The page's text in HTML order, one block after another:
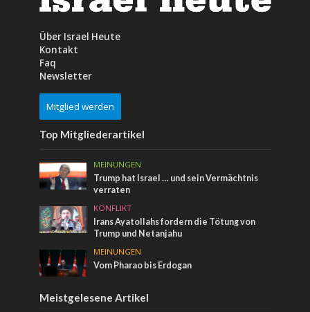
Über Israel Heute
Kontakt
Faq
Newsletter
Mitglied werden
Top Mitgliederartikel
MEINUNGEN
Trump hat Israel … und sein Vermächtnis
verraten
KONFLIKT
Irans Ayatollahs fordern die Tötung von
Trump und Netanjahu
MEINUNGEN
Vom Pharao bis Erdogan
Meistgelesene Artikel